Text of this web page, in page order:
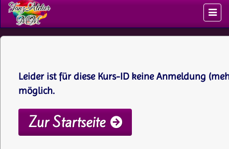
Leider ist für diese Kurs-ID keine Anmeldung
möglich.
Zur Startseite